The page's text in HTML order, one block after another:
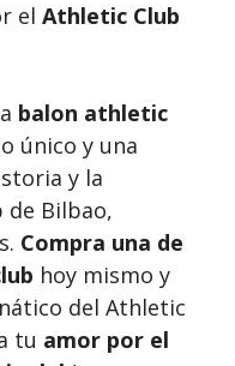
el Athletic Club
balon athletic
único y una
y la
Bilbao,
Compra una de
hoy mismo y
del Athletic
tu amor por el